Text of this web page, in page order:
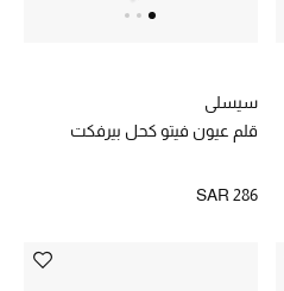
سيسلي
قلم عيون فيتو كحل بيرفكت
SAR 286